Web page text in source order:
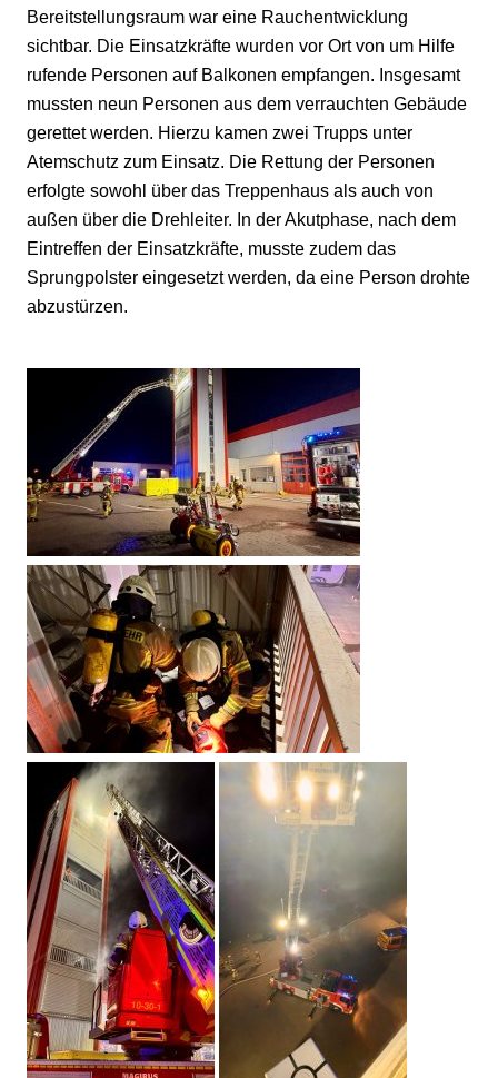
Bereitstellungsraum war eine Rauchentwicklung
sichtbar. Die Einsatzkräfte wurden vor Ort von um Hilfe
rufende Personen auf Balkonen empfangen. Insgesamt
mussten neun Personen aus dem verrauchten Gebäude
gerettet werden. Hierzu kamen zwei Trupps unter
Atemschutz zum Einsatz. Die Rettung der Personen
erfolgte sowohl über das Treppenhaus als auch von
außen über die Drehleiter. In der Akutphase, nach dem
Eintreffen der Einsatzkräfte, musste zudem das
Sprungpolster eingesetzt werden, da eine Person drohte
abzustürzen.